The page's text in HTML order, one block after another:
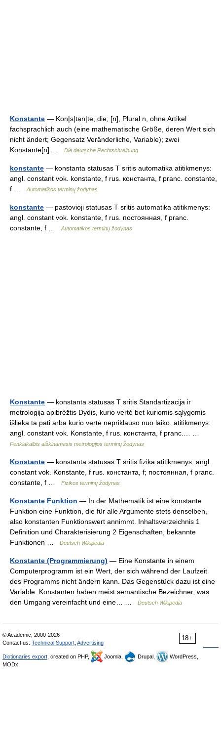
Konstante — Kon|s|tạn|te, die; [n], Plural n, ohne Artikel
fachsprachlich auch (eine mathematische Größe, deren Wert sich
nicht ändert; Gegensatz Veränderliche, Variable); zwei
Konstante[n] …
Die deutsche Rechtschreibung
konstante — konstanta statusas T sritis automatika atitikmenys:
angl. constant vok. konstante, f rus. константа, f pranc. constante,
f …
Automatikos terminų žodynas
konstante — pastovioji statusas T sritis automatika atitikmenys:
angl. constant vok. konstante, f rus. постоянная, f pranc.
constante, f …
Automatikos terminų žodynas
Konstante — konstanta statusas T sritis Standartizacija ir
metrologija apibrėžtis Dydis, kurio vertė bet kuriomis sąlygomis
išlieka ta pati arba kurio vertė nepriklauso nuo laiko. atitikmenys:
angl. constant vok. Konstante, f rus. константа, f pranc.… …
Penkiakalbis aiškinamasis metrologijos terminų žodynas
Konstante — konstanta statusas T sritis fizika atitikmenys: angl.
constant vok. Konstante, f rus. константа, f; постоянная, f pranc.
constante, f …
Fizikos terminų žodynas
Konstante Funktion — In der Mathematik ist eine konstante
Funktion eine Funktion, die für alle Argumente stets denselben,
also konstanten Funktionswert annimmt. Inhaltsverzeichnis 1
Definition und Charakterisierung 2 Eigenschaften, bekannte
Funktionen …
Deutsch Wikipedia
Konstante (Programmierung) — Eine Konstante in einem
Computerprogramm ist ein Wert, der sich während der Laufzeit
des Programms nicht ändern kann. Das Gegenstück dazu ist eine
Variable. Konstanten haben meist semantische Bezeichner, was
den Umgang vereinfacht und eine… …
Deutsch Wikipedia
18+
© Academic, 2000-2026
Contact us: Technical Support Advertising
Dictionaries export , created on PHP, Joomla, Drupal,
WordPress,
MODx.